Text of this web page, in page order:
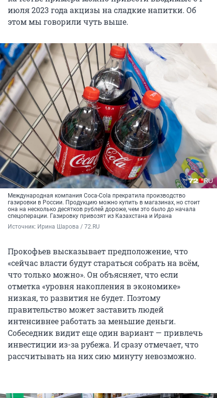
июля 2023 года акцизы на сладкие напитки. Об
этом мы говорили чуть выше.
Международная компания Coca-Cola прекратила производство
газировки в России. Продукцию можно купить в магазинах, но стоит
она на несколько десятков рублей дороже, чем это было до начала
спецоперации. Газировку привозят из Казахстана и Ирана
Источник: Ирина Шарова / 72.RU
Прокофьев высказывает предположение, что
«сейчас власти будут стараться собрать на всём,
что только можно». Он объясняет, что если
отметка «уровня накопления в экономике»
низкая, то развития не будет. Поэтому
правительство может заставить людей
интенсивнее работать за меньшие деньги.
Собеседник видит еще один вариант — привлечь
инвестиции из-за рубежа. И сразу отмечает, что
рассчитывать на них сию минуту невозможно.